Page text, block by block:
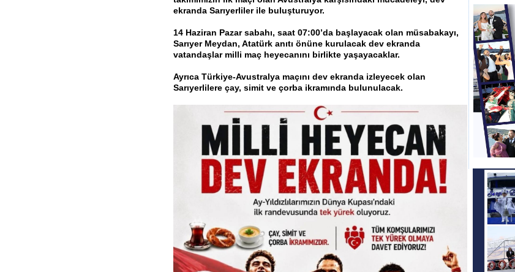
ekranda Sarıyerliler ile buluşturuyor.
14 Haziran Pazar sabahı, saat 07:00’da başlayacak olan müsabakayı,
Sarıyer Meydan, Atatürk anıtı önüne kurulacak dev ekranda
vatandaşlar milli maç heyecanını birlikte yaşayacaklar.
Ayrıca Türkiye-Avustralya maçını dev ekranda izleyecek olan
Sarıyerlilere çay, simit ve çorba ikramında bulunulacak.